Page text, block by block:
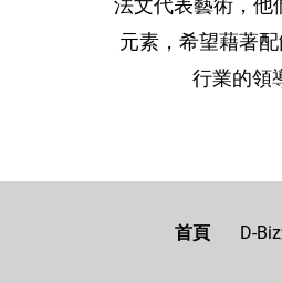
元素，希望藉著
行業的領
首頁 D-